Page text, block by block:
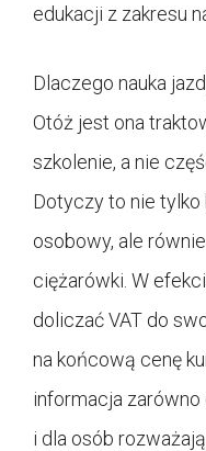
edukacji z zakresu
Dlaczego nauka
Otóż jest ona
szkolenie, a nie
Dotyczy to nie tylko
osobowy, ale
ciężarówki. W
doliczać VAT do
na końcową cenę
informacja zarówno
i dla osób